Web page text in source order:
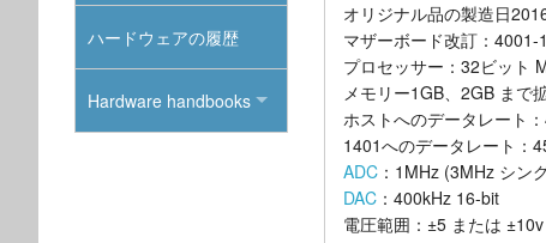
オリジナル品の製造日
マザーボード改訂：4001-
プロセッサー：32ビット
メモリー1GB、2GB まで
ホストへのデータレート
1401へのデータレート：
ADC ：1MHz (3MHz シン
DAC ：400kHz 16-bit
電圧範囲：±5 または
ハードウェアの履歴
Hardware handbooks